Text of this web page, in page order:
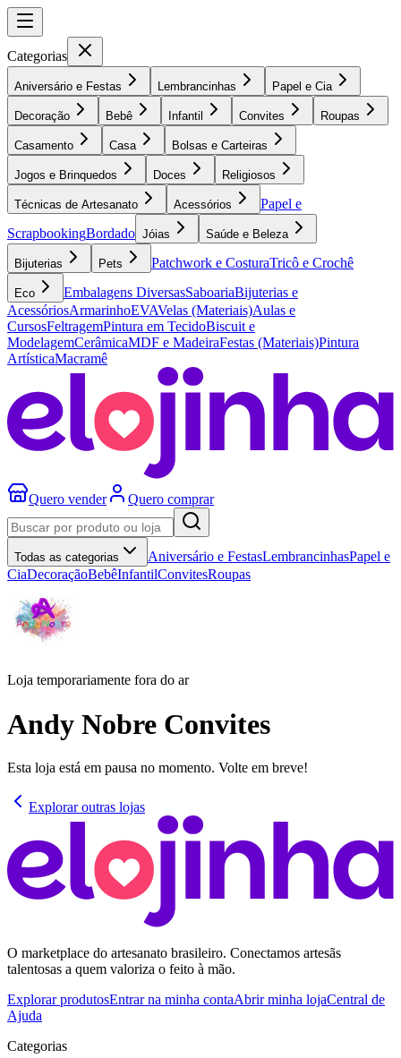
Categorias
Aniversário e Festas Lembrancinhas Papel e Cia
Decoração Bebê Infantil Convites Roupas
Casamento Casa Bolsas e Carteiras
Jogos e Brinquedos Doces Religiosos
Técnicas de Artesanato Acessórios
Papel e
ScrapbookingBordado Jóias Saúde e Beleza
Bijuterias Pets Patchwork e CosturaTricô e Crochê
Eco Embalagens DiversasSaboariaBijuterias e
AcessóriosArmarinhoEVAVelas (Materiais)Aulas e
CursosFeltragemPintura em TecidoBiscuit e
ModelagemCerâmicaMDF e MadeiraFestas (Materiais)Pintura
ArtísticaMacramê
Quero vender Quero comprar
Todas as categorias Aniversário e FestasLembrancinhasPapel e
CiaDecoraçãoBebêInfantilConvitesRoupas
Loja temporariamente fora do ar
Andy Nobre Convites
Esta loja está em pausa no momento. Volte em breve!
Explorar outras lojas
O marketplace do artesanato brasileiro. Conectamos artesãs
talentosas a quem valoriza o feito à mão.
Explorar produtosEntrar na minha contaAbrir minha lojaCentral de
Ajuda
Categorias